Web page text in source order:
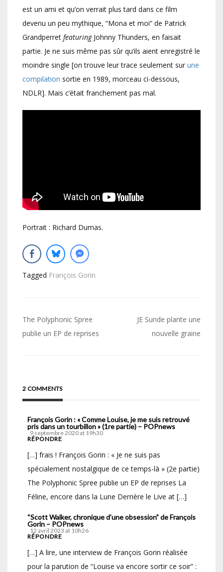
est un ami et qu’on verrait plus tard dans ce film
devenu un peu mythique, “Mona et moi” de Patrick
Grandperret featuringJohnny Thunders, en faisait
partie. Je ne suis même pas sûr qu’ils aient enregistré le
moindre single [on trouve leur trace seulement sur une
compilation sortie en 1989, morceau ci-dessous,
NDLR]. Mais c’était franchement pas mal.
Portrait : Richard Dumas.
Tagged François Gorin
Navigation
de
The Polyphonic Spree
publie un EP de reprises
JE Sunde plante une
nouvelle graine
2 COMMENTS
François Gorin : « Comme Louise, je me suis retrouvé
pris dans un tourbillon » (1re partie) – POPnews
9 septembre 2020 at 19h30
RÉPONDRE
[…] frais ! François Gorin : « Je ne suis pas
spécialement nostalgique de ce temps-là » (2e partie)
The Polyphonic Spree publie un EP de reprises La
Féline, encore dans la Lune Derrière le Live at […]
“Scott Walker, chronique d’une obsession” de François
Gorin – POPnews
12 avril 2023 at 10h26
RÉPONDRE
[…] A lire, une interview de François Gorin réalisée
pour la parution de “Louise va encore sortir ce soir” :